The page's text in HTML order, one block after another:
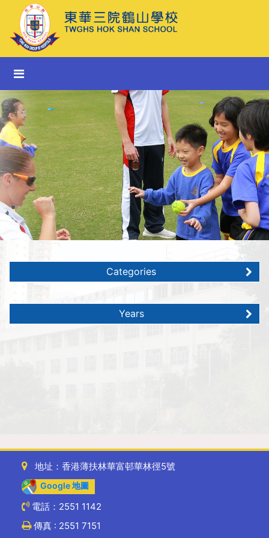
Categories
Years
地址：香港薄扶林華富邨華林徑5號
Google 地圖
電話：2551 1142
傳真 : 2551 7151